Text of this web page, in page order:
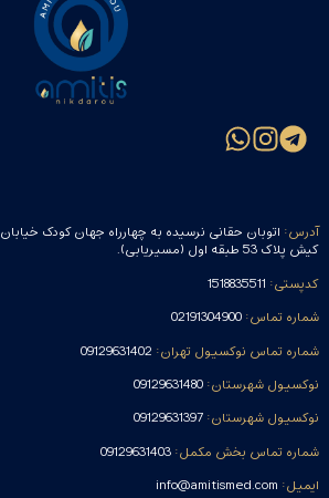
آدرس: اتوبان حقانی نرسیده به چهارراه جهان کودک
کیش پلاک 53 طبقه اول (مسیریابی).
کدپستی: 1518835511
شماره تماس: 02191304900
شماره تماس نوکسیول تهران: 09129631402
نوکسیول شهرستان: 09129631480
نوکسیول شهرستان: 09129631397
شماره تماس بخش مکمل: 09129631403
ایمیل: info@amitismed.com